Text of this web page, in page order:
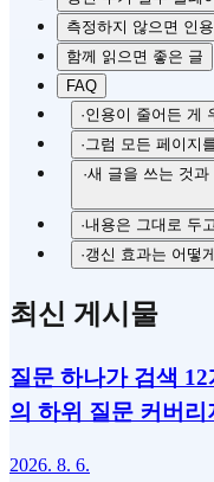
측정하지 않으면 인
함께 읽으면 좋은 글
FAQ
·인용이 줄어든 게
·그럼 모든 페이지
·새 글을 쓰는 것
·내용은 그대로 두
·갱신 효과는 어떻
최신 게시물
질문 하나가 검색
의 하위 질문 커버리
2026. 8. 6.